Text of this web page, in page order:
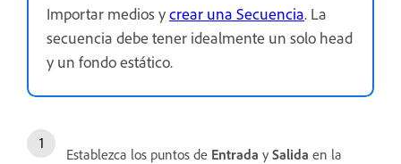
Importar medios ycrear una Secuencia. La
secuencia debe tener idealmente un solo head
y un fondo estático.
Establezca los puntos de Entrada y Salida en la